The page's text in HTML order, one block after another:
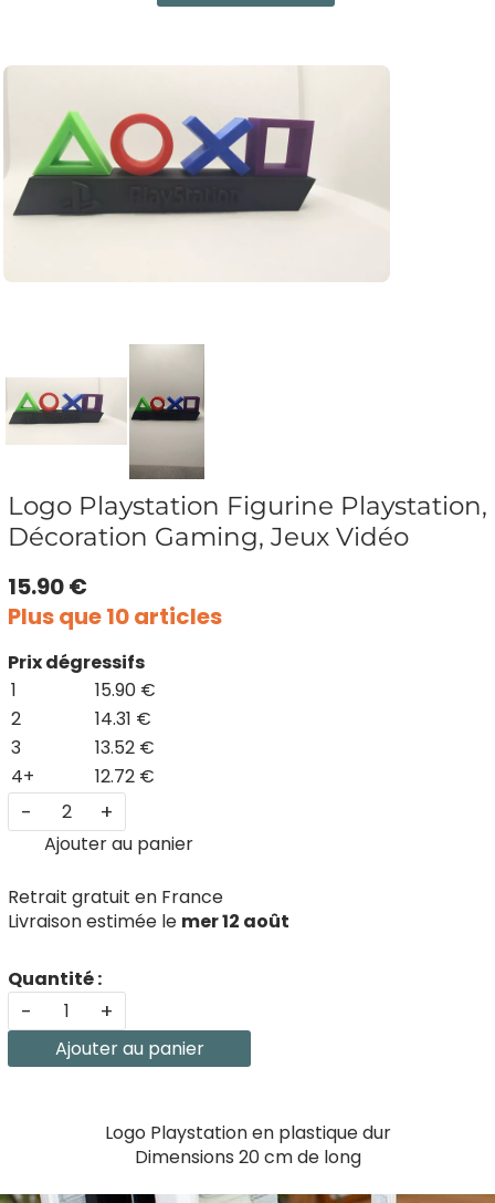
Logo Playstation Figurine Playstation,
Décoration Gaming, Jeux Vidéo
15.90 €
Plus que 10 articles
Prix dégressifs
1
15.90 €
2
14.31 €
3
13.52 €
4+
12.72 €
- +
Ajouter au panier
Retrait gratuit en France
Livraison estimée le mer 12 août
Quantité :
- +
Ajouter au panier
Logo Playstation en plastique dur
Dimensions 20 cm de long